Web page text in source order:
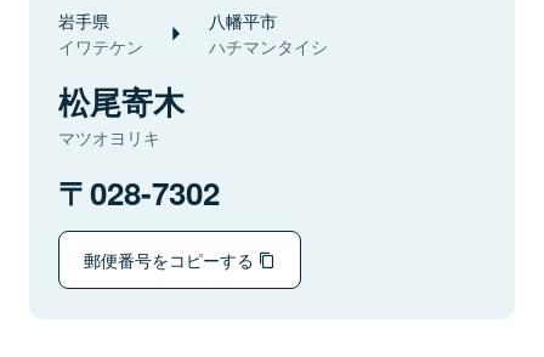
岩手県
イワテケン
八幡平市
ハチマンタイシ
松尾寄木
マツオヨリキ
028-7302
郵便番号をコピーする